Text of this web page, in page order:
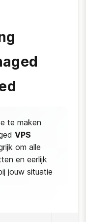
te maken
VPS
om alle
en eerlijk
jouw situatie